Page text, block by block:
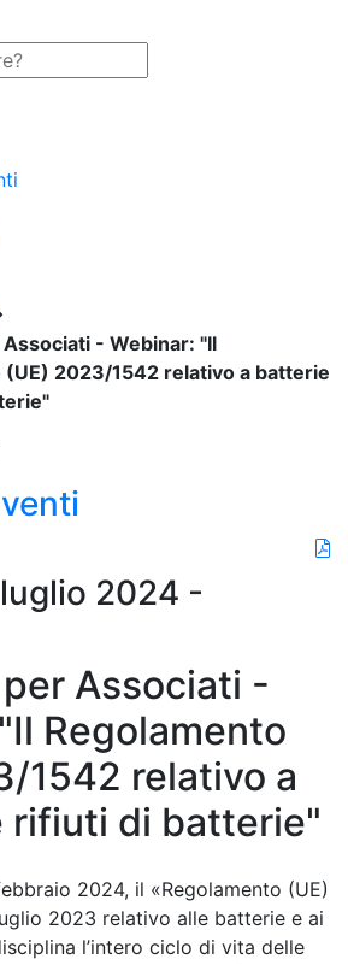
- Webinar: "Il
(UE) 2023/1542 relativo a batterie
2024 -
Associati -
Regolamento
1542 relativo a
rifiuti di batterie"
2024, il «Regolamento (UE)
2023 relativo alle batterie e ai
l’intero ciclo di vita delle